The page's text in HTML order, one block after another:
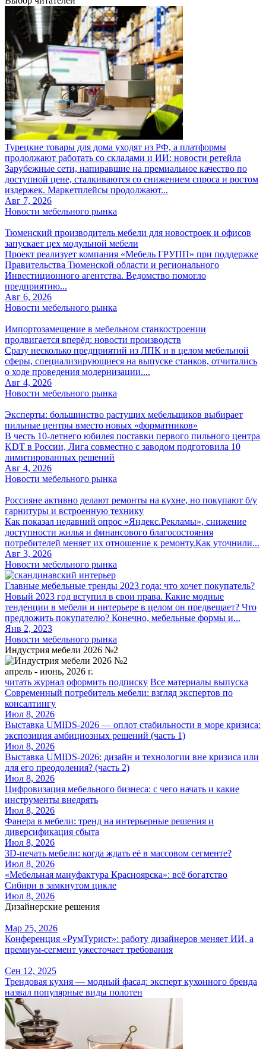
Турецкие товары для дома уходят из РФ, а платформы
продолжают работать со складами и ИИ: новости ретейла
Зарубежные сети, напиравшие на премиальное качество по
доступной цене, сталкиваются со снижением спроса и ростом
издержек. Маркетплейсы продолжают...
Авг 7, 2026
Новости мебельного рынка
Тюменский производитель мебели для новостроек и офисов
запускает цех модульной мебели
Проект реализует компания «Мебель ГРУПП» при поддержке
Правительства Тюменской области и регионального
Инвестиционного агентства. Ведомство помогло
предприятию...
Авг 6, 2026
Новости мебельного рынка
Импортозамещение в мебельном станкостроении
продвигается вперёд: новости производств
Сразу несколько предприятий из ЛПК и в целом мебельной
сферы, специализирующиеся на выпуске станков, отчитались
о ходе проведения модернизации....
Авг 4, 2026
Новости мебельного рынка
Эксперты: большинство растущих мебельщиков выбирает
пильные центры вместо новых «форматников»
В честь 10-летнего юбилея поставки первого пильного центра
KDT в России, Лига совместно с заводом подготовила 10
лимитированных решений
Авг 4, 2026
Новости мебельного рынка
Россияне активно делают ремонты на кухне, но покупают б/у
гарнитуры и встроенную технику
Как показал недавний опрос «Яндекс.Рекламы», снижение
доступности жилья и финансового благосостояния
потребителей меняет их отношение к ремонту.Как уточнили...
Авг 3, 2026
Новости мебельного рынка
Главные мебельные тренды 2023 года: что хочет покупатель?
Новый 2023 год вступил в свои права. Какие модные
тенденции в мебели и интерьере в целом он предвещает? Что
предложить покупателю? Конечно, мебельные формы и...
Янв 2, 2023
Новости мебельного рынка
Индустрия мебели 2026 №2
апрель - июнь, 2026 г.
читать журнал оформить подписку Все материалы выпуска
Современный потребитель мебели: взгляд экспертов по
консалтингу
Июл 8, 2026
Выставка UMIDS-2026 — оплот стабильности в море кризиса:
экспозиция амбициозных решений (часть 1)
Июл 8, 2026
Выставка UMIDS-2026: дизайн и технологии вне кризиса или
для его преодоления? (часть 2)
Июл 8, 2026
Цифровизация мебельного бизнеса: с чего начать и какие
инструменты внедрять
Июл 8, 2026
Фанера в мебели: тренд на интерьерные решения и
диверсификация сбыта
Июл 8, 2026
3D-печать мебели: когда ждать её в массовом сегменте?
Июл 8, 2026
«Мебельная мануфактура Красноярска»: всё богатство
Сибири в замкнутом цикле
Июл 8, 2026
Дизайнерские решения
Мар 25, 2026
Конференция «РумТурист»: работу дизайнеров меняет ИИ, а
премиум-сегмент ужесточает требования
Сен 12, 2025
Трендовая кухня — модный фасад: эксперт кухонного бренда
назвал популярные виды полотен